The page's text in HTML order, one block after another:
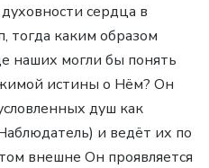
сердца в
тогда каким образом
наших могли бы понять
истины о Нём? Он
душ как
и ведёт их по
внешне Он проявляется